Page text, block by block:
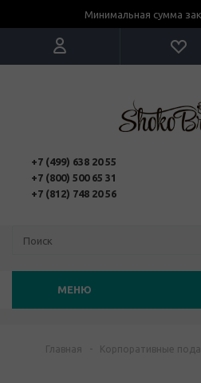
Минимальная сумма
+7 (499) 638 20 55
+7 (800) 500 65 31
+7 (812) 748 20 56
МЕНЮ
Главная - Корпоративные